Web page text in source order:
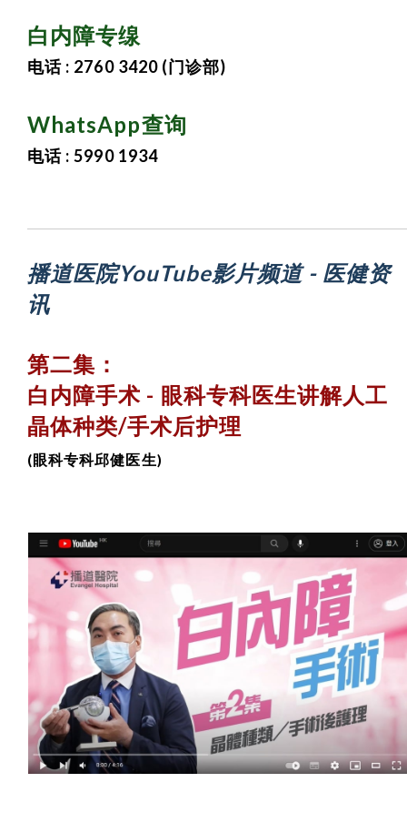
白内障专缐
电话 : 2760 3420 (门诊部)
WhatsApp查询
电话 : 5990 1934
播道医院YouTube影片频道 - 医健资
讯
第二集：
白内障手术 - 眼科专科医生讲解人工
晶体种类/手术后护理
(眼科专科邱健医生)